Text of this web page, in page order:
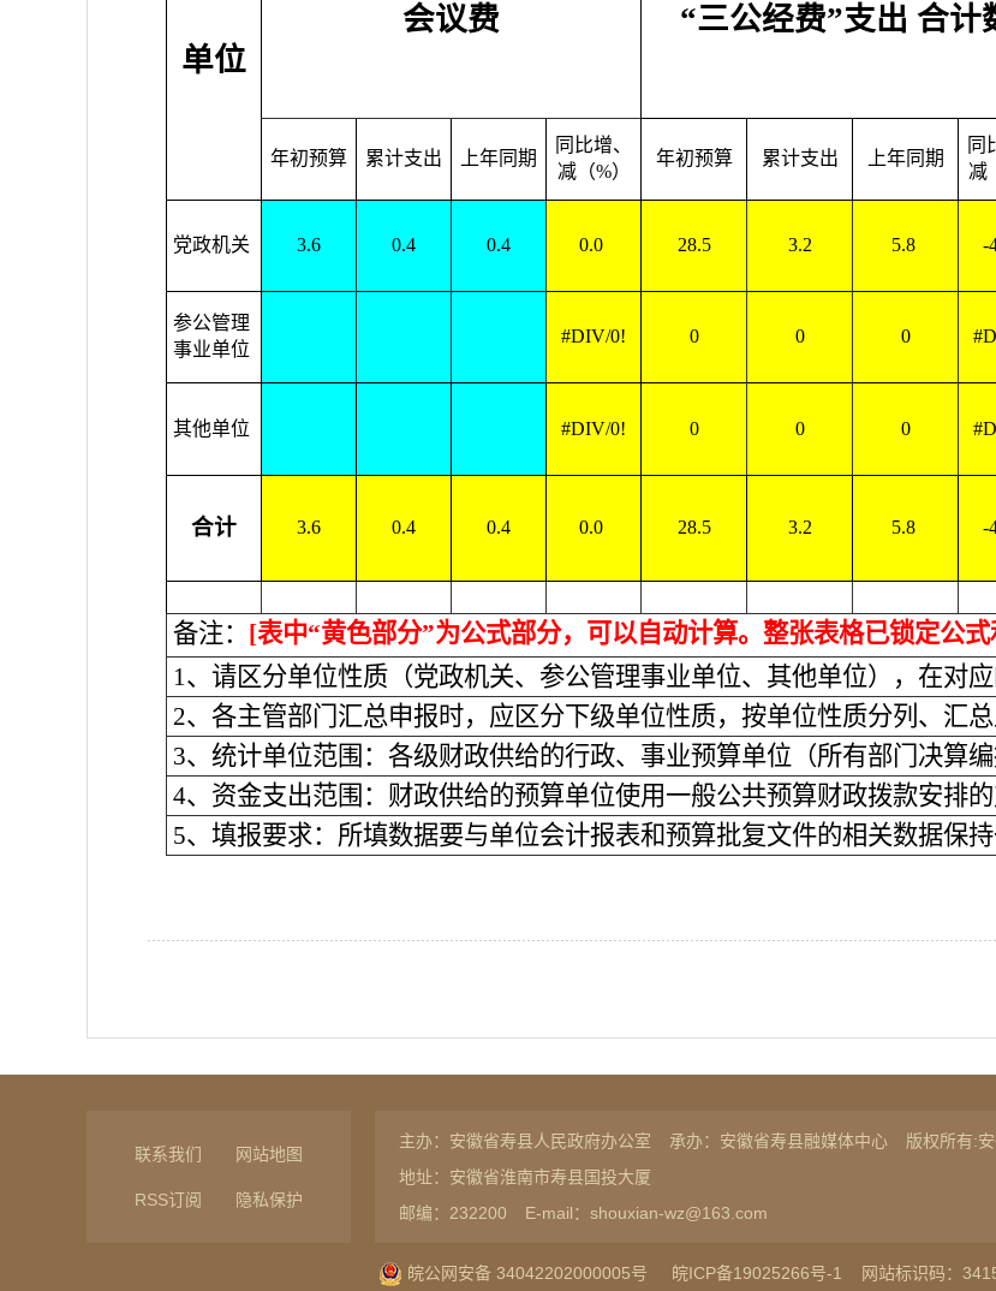
单位
会议费
“三公经费”支出 合计
年初预算 累计支出 上年同期
同比增、
减（%）
年初预算 累计支出 上年同期
同
减
党政机关 3.6 0.4 0.4 0.0 28.5 3.2 5.8 -
参公管理
事业单位
#DIV/0! 0 0 0
其他单位 #DIV/0! 0 0 0
合计 3.6 0.4 0.4 0.0 28.5 3.2 5.8 -
备注： [表中“黄色部分”为公式部分，可以自动计算。整张表格已锁定公
1、请区分单位性质（党政机关、参公管理事业单位、其他单位），在对应
2、各主管部门汇总申报时，应区分下级单位性质，按单位性质分列、汇总
3、统计单位范围：各级财政供给的行政、事业预算单位（所有部门决算编
4、资金支出范围：财政供给的预算单位使用一般公共预算财政拨款安排
5、填报要求：所填数据要与单位会计报表和预算批复文件的相关数据保
联系我们 网站地图
RSS订阅 隐私保护
主办：安徽省寿县人民政府办公室 承办：安徽省寿县融媒体中心
版权所有:
地址：安徽省淮南市寿县国投大厦
邮编：232200
E-mail：shouxian-wz@163.com
皖公网安备 34042202000005号 皖ICP备19025266号-1 网站标识码：